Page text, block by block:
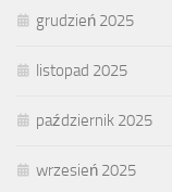
grudzień 2025
listopad 2025
październik 2025
wrzesień 2025